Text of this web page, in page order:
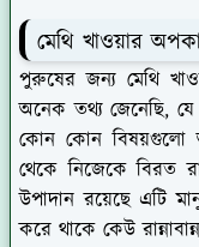
মেথি খাওয়ার
পুরুষের জন্য মেথি
অনেক তথ্য জেনেছি,
কোন কোন বিষয়গুলো
থেকে নিজেকে বিরত
উপাদান রয়েছে এটি
করে থাকে কেউ